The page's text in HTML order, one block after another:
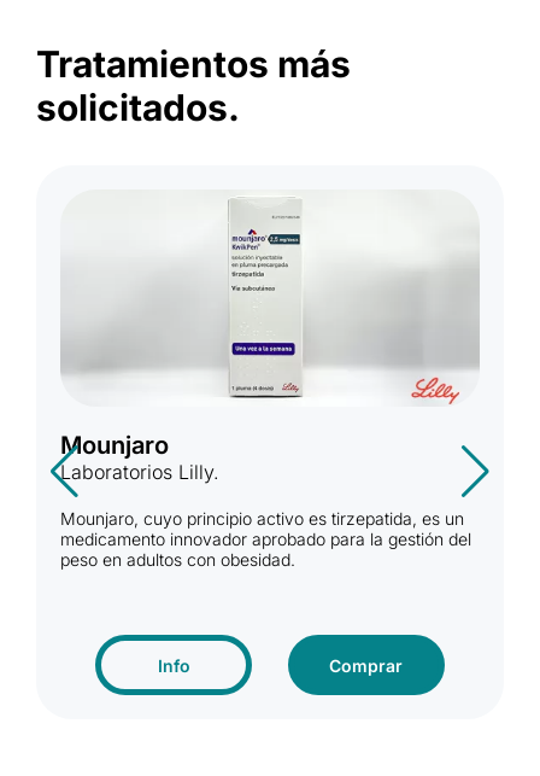
Tratamientos más
solicitados.
Mounjaro
Laboratorios Lilly.
Mounjaro, cuyo principio activo es tirzepatida, es un
medicamento innovador aprobado para la gestión del
peso en adultos con obesidad.
Info Comprar